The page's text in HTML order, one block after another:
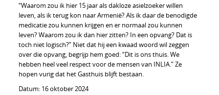
“Waarom zou ik hier 15 jaar als dakloze asielzoeker willen
leven, als ik terug kon naar Armenië? Als ik daar de benodigde
medicatie zou kunnen krijgen en er normaal zou kunnen
leven? Waarom zou ik dan hier zitten? In een opvang? Dat is
toch niet logisch?” Niet dat hij een kwaad woord wil zeggen
over die opvang, begrijp hem goed: “Dit is ons thuis. We
hebben heel veel respect voor de mensen van INLIA.” Ze
hopen vurig dat het Gasthuis blijft bestaan.
Datum: 16 oktober 2024